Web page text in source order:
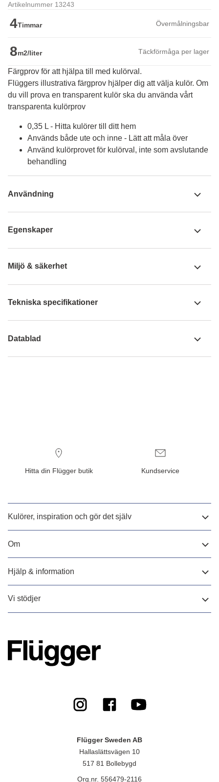
Artikelnummer 13243
4Timmar Övermålningsbar
8m2/liter Täckförmåga per lager
Färgprov för att hjälpa till med kulörval.
Flüggers illustrativa färgprov hjälper dig att välja kulör. Om
du vill prova en transparent kulör ska du använda vårt
transparenta kulörprov
0,35 L - Hitta kulörer till ditt hem
Används både ute och inne - Lätt att måla över
Använd kulörprovet för kulörval, inte som avslutande
behandling
Användning
Egenskaper
Miljö & säkerhet
Tekniska specifikationer
Datablad
Hitta din Flügger butik Kundservice
Kulörer, inspiration och gör det själv
Om
Hjälp & information
Vi stödjer
Flügger Sweden AB
Hallaslättsvägen 10
517 81 Bollebygd
Org.nr. 556479-2116